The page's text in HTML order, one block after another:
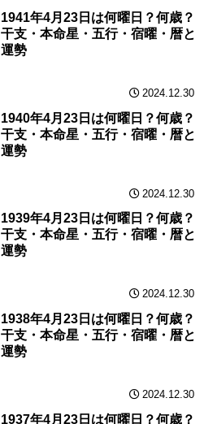
1941年4月23日は何曜日？何歳？
干支・本命星・五行・宿曜・暦と
運勢
2024.12.30
1940年4月23日は何曜日？何歳？
干支・本命星・五行・宿曜・暦と
運勢
2024.12.30
1939年4月23日は何曜日？何歳？
干支・本命星・五行・宿曜・暦と
運勢
2024.12.30
1938年4月23日は何曜日？何歳？
干支・本命星・五行・宿曜・暦と
運勢
2024.12.30
1937年4月23日は何曜日？何歳？